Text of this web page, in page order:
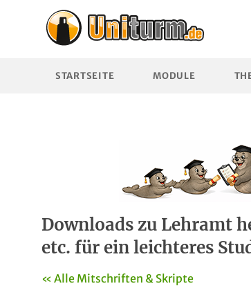
STARTSEITE MODULE
Downloads zu Lehramt
etc. für ein leichteres
« Alle Mitschriften & Skripte